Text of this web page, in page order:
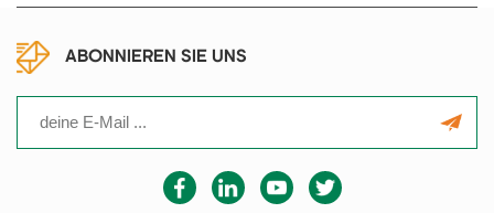
ABONNIEREN SIE UNS